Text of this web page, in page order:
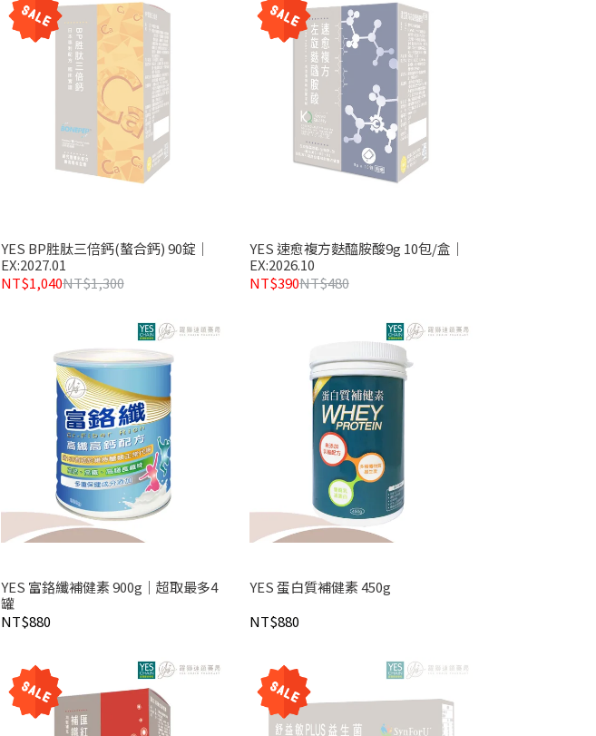
YES BP胜肽三倍鈣(螯合鈣) 90錠｜
EX:2027.01
NT$1,040NT$1,300
YES 速愈複方麩醯胺酸9g 10包/盒｜
EX:2026.10
NT$390NT$480
YES 富鉻纖補健素 900g｜超取最多4
罐
NT$880
YES 蛋白質補健素 450g
NT$880